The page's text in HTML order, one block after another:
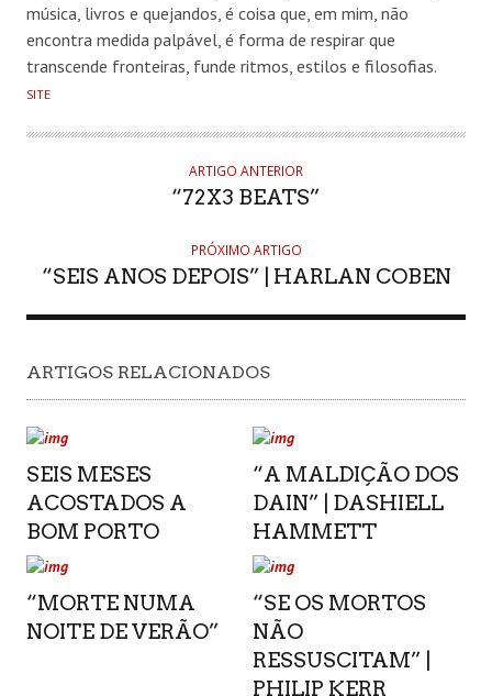
música, livros e quejandos, é coisa que, em mim, não
encontra medida palpável, é forma de respirar que
transcende fronteiras, funde ritmos, estilos e filosofias.
SITE
ARTIGO ANTERIOR
“72X3 BEATS”
PRÓXIMO ARTIGO
“SEIS ANOS DEPOIS” | HARLAN COBEN
ARTIGOS RELACIONADOS
SEIS MESES
ACOSTADOS A
BOM PORTO
“A MALDIÇÃO DOS
DAIN” | DASHIELL
HAMMETT
“MORTE NUMA
NOITE DE VERÃO”
“SE OS MORTOS
NÃO
RESSUSCITAM” |
PHILIP KERR